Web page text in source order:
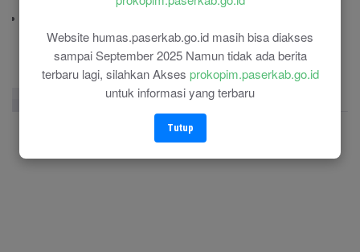
Website humas.paserkab.go.id masih bisa diakses
sampai September 2025 Namun tidak ada berita
terbaru lagi, silahkan Akses prokopim.paserkab.go.id
untuk informasi yang terbaru
Tutup
(0543) 21118
Facebook Page Twitter Instagram